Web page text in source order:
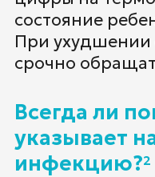
состояние
При ухудшении
срочно
Всегда ли
указывает
инфекцию?2